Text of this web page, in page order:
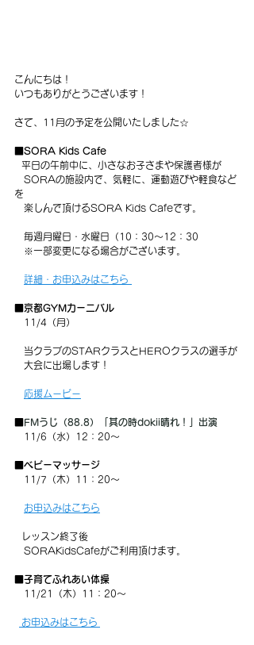
こんにちは！
いつもありがとうございます！
さて、11月の予定を公開いたしました☆
SORA Kids Cafe
平日の午前中に、小さなお子さまや保護者様が
SORAの施設内で、気軽に、運動遊びや軽食など
を
楽しんで頂けるSORA Kids Cafeです。
毎週月曜日・水曜日（10：30～12：30
※一部変更になる場合がございます。
詳細・お申込みはこちら
■京都GYMカーニバル
11/4（月）
当クラブのSTARクラスとHEROクラスの選手が
大会に出場します！
応援ムービー
FMうじ（88.8）「其の時dokii晴れ！」出演
11/6（水）12：20～
■ベビーマッサージ
11/7（木）11：20～
お申込みはこちら
レッスン終了後
SORAKidsCafeがご利用頂けます。
■子育てふれあい体操
11/21（木）11：20～
お申込みはこちら